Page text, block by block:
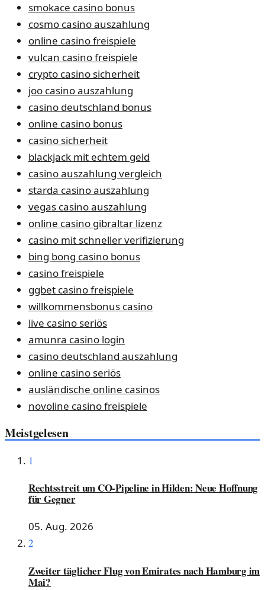
smokace casino bonus
cosmo casino auszahlung
online casino freispiele
vulcan casino freispiele
crypto casino sicherheit
joo casino auszahlung
casino deutschland bonus
online casino bonus
casino sicherheit
blackjack mit echtem geld
casino auszahlung vergleich
starda casino auszahlung
vegas casino auszahlung
online casino gibraltar lizenz
casino mit schneller verifizierung
bing bong casino bonus
casino freispiele
ggbet casino freispiele
willkommensbonus casino
live casino seriös
amunra casino login
casino deutschland auszahlung
online casino seriös
ausländische online casinos
novoline casino freispiele
Meistgelesen
1
Rechtsstreit um CO-Pipeline in Hilden: Neue Hoffnung
für Gegner
05. Aug. 2026
2
Zweiter täglicher Flug von Emirates nach Hamburg im
Mai?